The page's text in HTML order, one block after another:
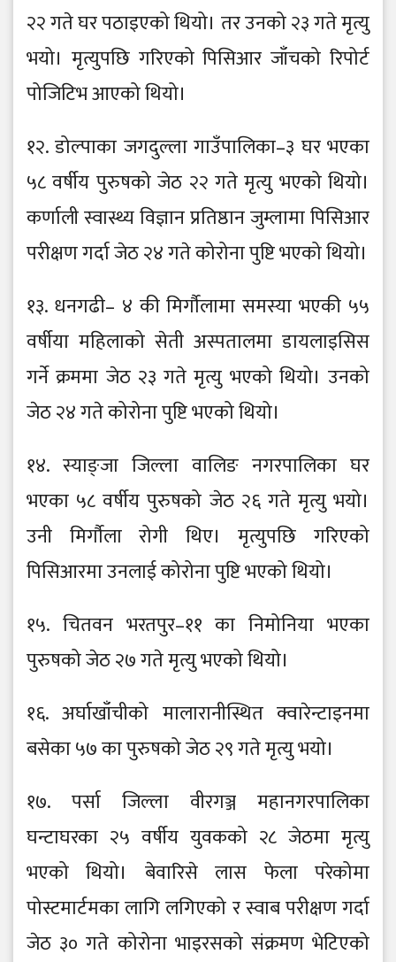
२२ गते घर पठाइएको थियो। तर उनको २३ गते मृत्यु
भयो। मृत्युपछि गरिएको पिसिआर जाँचको रिपोर्ट
पोजिटिभ आएको थियो।
१२. डोल्पाका जगदुल्ला गाउँपालिका–३ घर भएका
५८ वर्षीय पुरुषको जेठ २२ गते मृत्यु भएको थियो।
कर्णाली स्वास्थ्य विज्ञान प्रतिष्ठान जुम्लामा पिसिआर
परीक्षण गर्दा जेठ २४ गते कोरोना पुष्टि भएको थियो।
१३. धनगढी– ४ की मिर्गौलामा समस्या भएकी ५५
वर्षीया महिलाको सेती अस्पतालमा डायलाइसिस
गर्ने क्रममा जेठ २३ गते मृत्यु भएको थियो। उनको
जेठ २४ गते कोरोना पुष्टि भएको थियो।
१४. स्याङ्जा जिल्ला वालिङ नगरपालिका घर
भएका ५८ वर्षीय पुरुषको जेठ २६ गते मृत्यु भयो।
उनी मिर्गौला रोगी थिए। मृत्युपछि गरिएको
पिसिआरमा उनलाई कोरोना पुष्टि भएको थियो।
१५. चितवन भरतपुर–११ का निमोनिया भएका
पुरुषको जेठ २७ गते मृत्यु भएको थियो।
१६. अर्घाखाँचीको मालारानीस्थित क्वारेन्टाइनमा
बसेका ५७ का पुरुषको जेठ २९ गते मृत्यु भयो।
१७. पर्सा जिल्ला वीरगञ्ज महानगरपालिका
घन्टाघरका २५ वर्षीय युवकको २८ जेठमा मृत्यु
भएको थियो। बेवारिसे लास फेला परेकोमा
पोस्टमार्टमका लागि लगिएको र स्वाब परीक्षण गर्दा
जेठ ३० गते कोरोना भाइरसको संक्रमण भेटिएको